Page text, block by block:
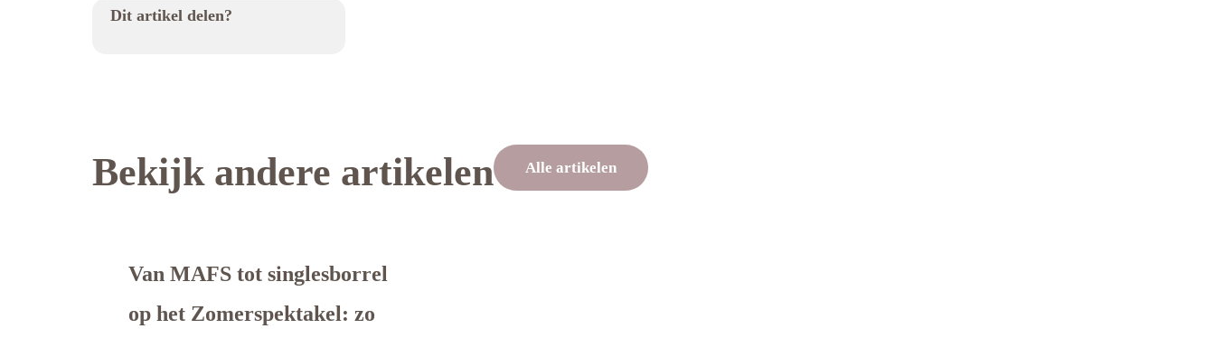
Dit artikel delen?
Bekijk andere artikelen Alle artikelen
Van MAFS tot singlesborrel
op het Zomerspektakel: zo